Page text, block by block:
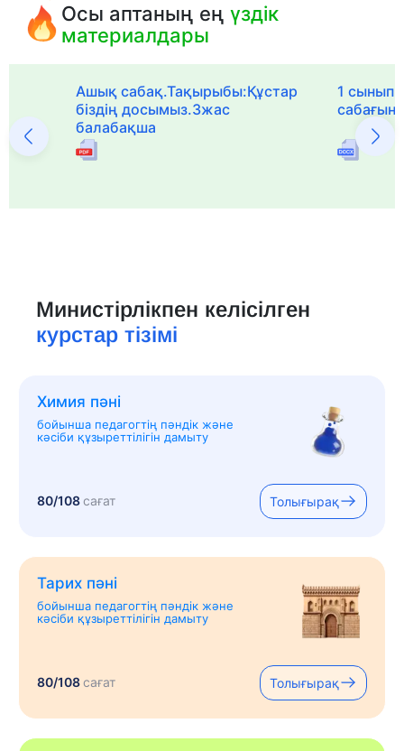
Осы аптаның еңүздік
материалдары
Ашық сабақ.Тақырыбы:Құстар
біздің досымыз.3жас
балабақша
1
Министірлікпен келісілген
курстар тізімі
Химия пәні
бойынша педагогтің пәндік және
кәсіби құзыреттілігін дамыту
80/108сағат Толығырақ
Тарих пәні
бойынша педагогтің пәндік және
кәсіби құзыреттілігін дамыту
80/108сағат Толығырақ